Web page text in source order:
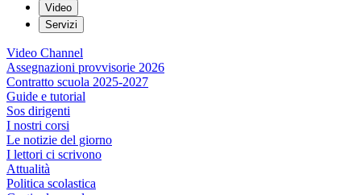
Video
Servizi
Video Channel
Assegnazioni provvisorie 2026
Contratto scuola 2025-2027
Guide e tutorial
Sos dirigenti
I nostri corsi
Le notizie del giorno
I lettori ci scrivono
Attualità
Politica scolastica